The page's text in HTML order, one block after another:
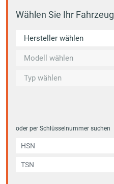
Wählen Sie Ihr Fahrzeug
oder per Schlüsselnummer suchen